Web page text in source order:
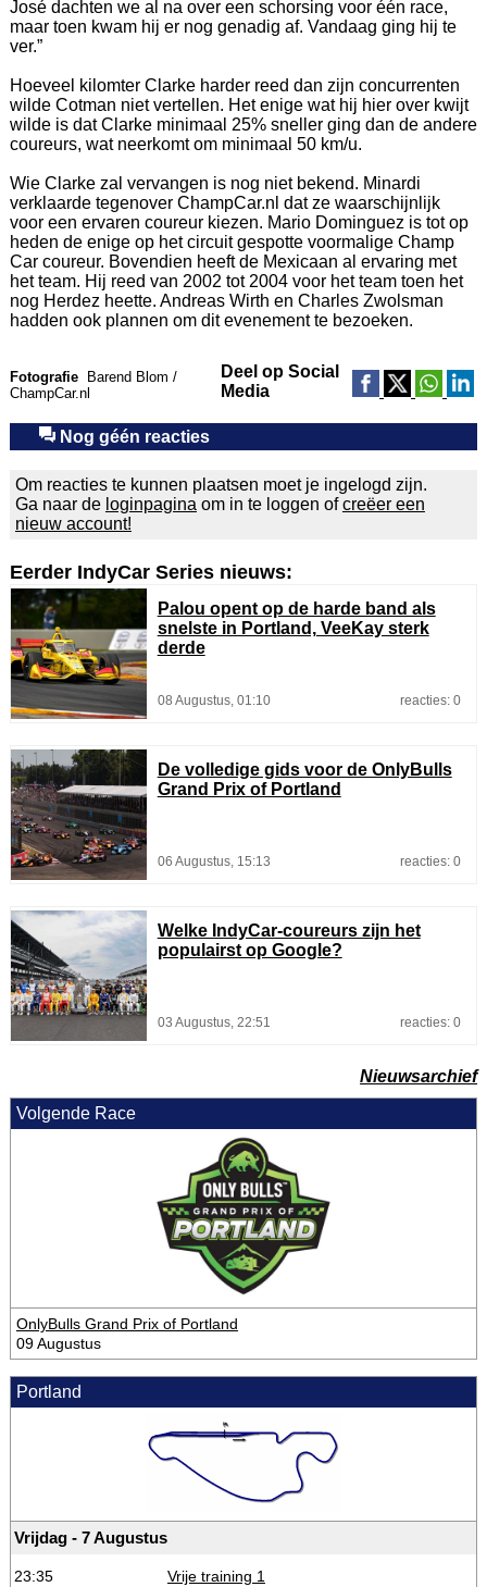
José dachten we al na over een schorsing voor één race,
maar toen kwam hij er nog genadig af. Vandaag ging hij te
ver.”
Hoeveel kilomter Clarke harder reed dan zijn concurrenten
wilde Cotman niet vertellen. Het enige wat hij hier over kwijt
wilde is dat Clarke minimaal 25% sneller ging dan de andere
coureurs, wat neerkomt om minimaal 50 km/u.
Wie Clarke zal vervangen is nog niet bekend. Minardi
verklaarde tegenover ChampCar.nl dat ze waarschijnlijk
voor een ervaren coureur kiezen. Mario Dominguez is tot op
heden de enige op het circuit gespotte voormalige Champ
Car coureur. Bovendien heeft de Mexicaan al ervaring met
het team. Hij reed van 2002 tot 2004 voor het team toen het
nog Herdez heette. Andreas Wirth en Charles Zwolsman
hadden ook plannen om dit evenement te bezoeken.
Fotografie
Barend Blom /
ChampCar.nl
Deel op Social
Media
Nog géén reacties
Om reacties te kunnen plaatsen moet je ingelogd zijn.
Ga naar de loginpagina om in te loggen ofcreëer een
nieuw account!
Eerder IndyCar Series nieuws:
Palou opent op de harde band als
snelste in Portland, VeeKay sterk
derde
08 Augustus, 01:10 reacties: 0
De volledige gids voor de OnlyBulls
Grand Prix of Portland
06 Augustus, 15:13 reacties: 0
Welke IndyCar-coureurs zijn het
populairst op Google?
03 Augustus, 22:51 reacties: 0
Nieuwsarchief
Volgende Race
OnlyBulls Grand Prix of Portland
09 Augustus
Portland
Vrijdag - 7 Augustus
23:35 Vrije training 1